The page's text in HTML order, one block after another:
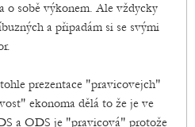
o sobě výkonem. Ale vždycky
a připadám si se svými
prezentace "pravicovejch"
ekonoma dělá to že je ve
a ODS je "pravicová" protože